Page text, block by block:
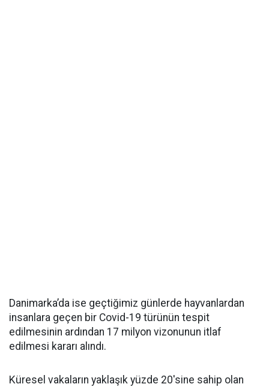
Danimarka’da ise geçtiğimiz günlerde hayvanlardan
insanlara geçen bir Covid-19 türünün tespit
edilmesinin ardından 17 milyon vizonunun itlaf
edilmesi kararı alındı.
Küresel vakaların yaklaşık yüzde 20'sine sahip olan